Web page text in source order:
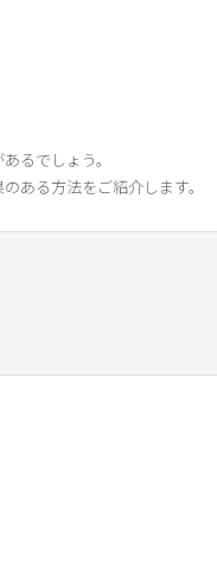
るでしょう。
ある方法をご紹介します。